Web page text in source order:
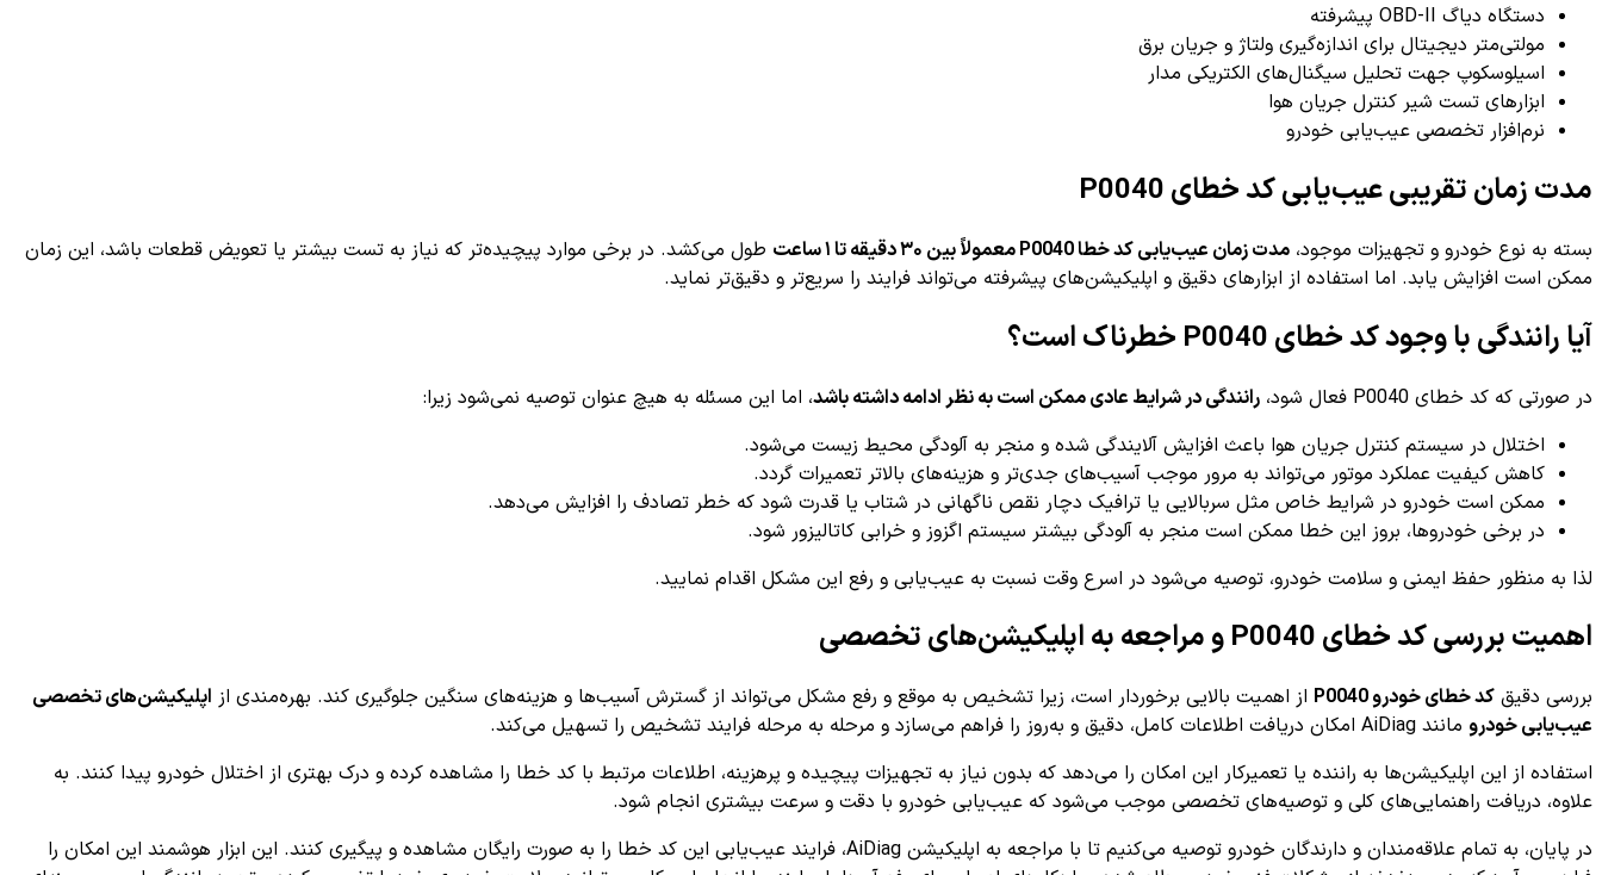
دستگاه دیاگ OBD-II پیشرفته
مولتی‌متر دیجیتال برای اندازه‌گیری ولتاژ و جریان برق
اسیلوسکوپ جهت تحلیل سیگنال‌های الکتریکی مدار
ابزارهای تست شیر کنترل جریان هوا
نرم‌افزار تخصصی عیب‌یابی خودرو
مدت زمان تقریبی عیب‌یابی کد خطای P0040
بسته به نوع خودرو و تجهیزات موجود، مدت زمان عیب‌یابی کد خطا P0040 معمولاً بین ۳۰ دقیقه تا ۱ ساعت
طول می‌کشد. در برخی موارد پیچیده‌تر که نیاز به تست بیشتر یا تعویض قطعات باشد، این زمان
ممکن است افزایش یابد. اما استفاده از ابزارهای دقیق و اپلیکیشن‌های پیشرفته می‌تواند فرایند را سریع‌تر و دقیق‌تر نماید.
آیا رانندگی با وجود کد خطای P0040 خطرناک است؟
در صورتی که کد خطای P0040 فعال شود، رانندگی در شرایط عادی ممکن است به نظر ادامه داشته باشد، اما این مسئله به هیچ عنوان توصیه نمی‌شود زیرا:
اختلال در سیستم کنترل جریان هوا باعث افزایش آلایندگی شده و منجر به آلودگی محیط زیست می‌شود.
کاهش کیفیت عملکرد موتور می‌تواند به مرور موجب آسیب‌های جدی‌تر و هزینه‌های بالاتر تعمیرات گردد.
ممکن است خودرو در شرایط خاص مثل سربالایی یا ترافیک دچار نقص ناگهانی در شتاب یا قدرت شود که خطر تصادف را افزایش می‌دهد.
در برخی خودروها، بروز این خطا ممکن است منجر به آلودگی بیشتر سیستم اگزوز و خرابی کاتالیزور شود.
لذا به منظور حفظ ایمنی و سلامت خودرو، توصیه می‌شود در اسرع وقت نسبت به عیب‌یابی و رفع این مشکل اقدام نمایید.
اهمیت بررسی کد خطای P0040 و مراجعه به اپلیکیشن‌های تخصصی
بررسی دقیق کد خطای خودرو P0040 از اهمیت بالایی برخوردار است، زیرا تشخیص به موقع و رفع مشکل می‌تواند از گسترش آسیب‌ها و هزینه‌های سنگین جلوگیری کند. بهره‌مندی از اپلیکیشن‌های تخصصی
عیب‌یابی خودرو مانند AiDiag امکان دریافت اطلاعات کامل، دقیق و به‌روز را فراهم می‌سازد و مرحله به مرحله فرایند تشخیص را تسهیل می‌کند.
استفاده از این اپلیکیشن‌ها به راننده یا تعمیرکار این امکان را می‌دهد که بدون نیاز به تجهیزات پیچیده و پرهزینه، اطلاعات مرتبط با کد خطا را مشاهده کرده و درک بهتری از اختلال خودرو پیدا کنند. به
علاوه، دریافت راهنمایی‌های کلی و توصیه‌های تخصصی موجب می‌شود که عیب‌یابی خودرو با دقت و سرعت بیشتری انجام شود.
در پایان، به تمام علاقه‌مندان و دارندگان خودرو توصیه می‌کنیم تا با مراجعه به اپلیکیشن AiDiag، فرایند عیب‌یابی این کد خطا را به صورت رایگان مشاهده و پیگیری کنند. این ابزار هوشمند این امکان را